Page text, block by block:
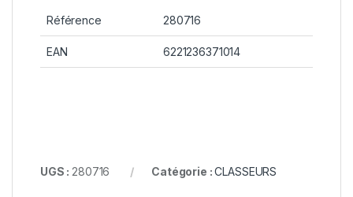
Référence 280716
EAN 6221236371014
UGS : 280716 Catégorie :CLASSEURS